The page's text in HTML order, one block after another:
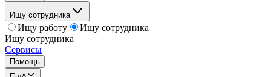
Ищу сотрудника
Ищу работу
Ищу сотрудника
Ищу сотрудника
Сервисы
Помощь